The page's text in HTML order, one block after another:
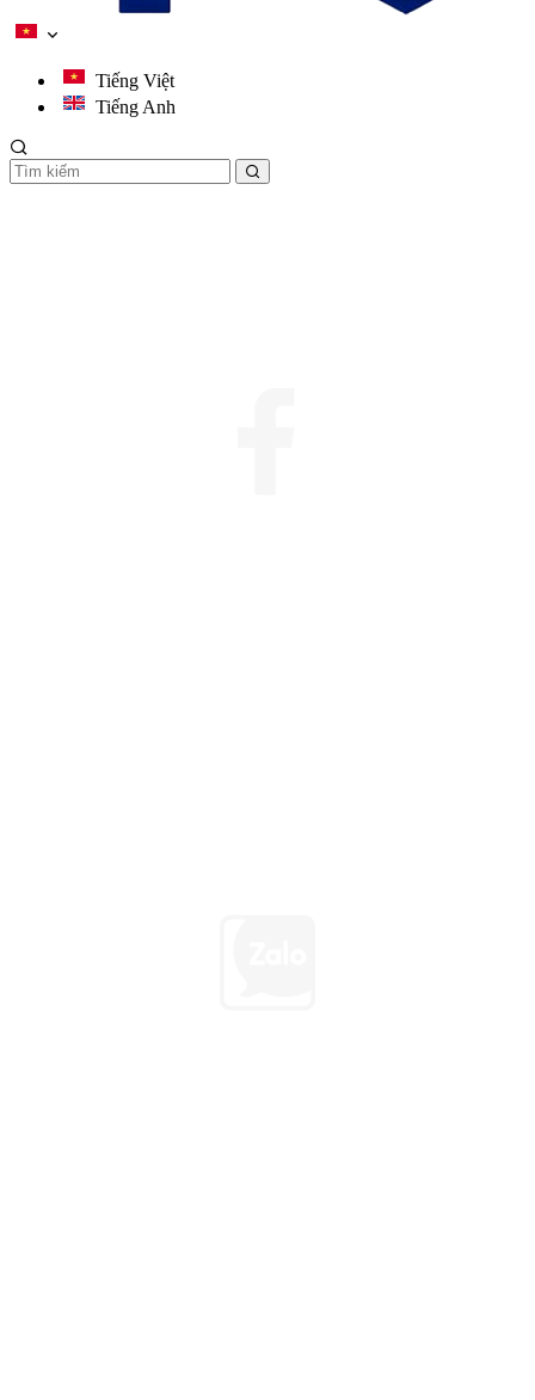
Tiếng Việt
Tiếng Anh